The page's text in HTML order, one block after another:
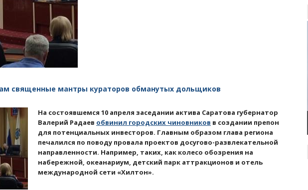
с
священные мантры кураторов обманутых дольщиков
На состоявшемся 10 апреля заседании актива Саратова губернатор
Валерий Радаев обвинил городских чиновников в создании препон
для потенциальных инвесторов. Главным образом глава региона
печалился по поводу провала проектов досугово-развлекательной
направленности. Например, таких, как колесо обозрения на
набережной, океанариум, детский парк аттракционов и отель
международной сети «Хилтон».